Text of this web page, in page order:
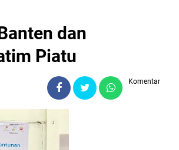
dan
Piatu
Komentar